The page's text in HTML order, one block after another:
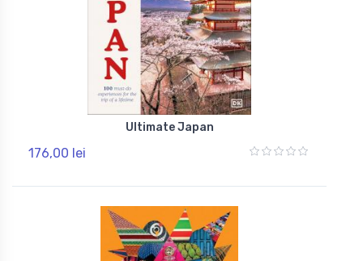
Ultimate Japan
176,00 lei